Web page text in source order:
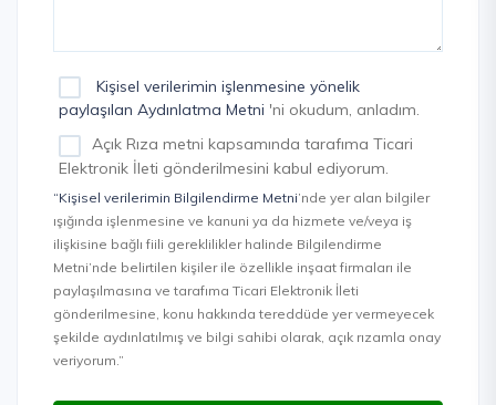
Kişisel verilerimin işlenmesine yönelik
paylaşılan Aydınlatma Metni 'ni okudum, anladım.
Açık Rıza metni kapsamında tarafıma Ticari
Elektronik İleti gönderilmesini kabul ediyorum.
“Kişisel verilerimin Bilgilendirme Metni’nde yer alan bilgiler
ışığında işlenmesine ve kanuni ya da hizmete ve/veya iş
ilişkisine bağlı fiili gereklilikler halinde Bilgilendirme
Metni’nde belirtilen kişiler ile özellikle inşaat firmaları ile
paylaşılmasına ve tarafıma Ticari Elektronik İleti
gönderilmesine, konu hakkında tereddüde yer vermeyecek
şekilde aydınlatılmış ve bilgi sahibi olarak, açık rızamla onay
veriyorum.”